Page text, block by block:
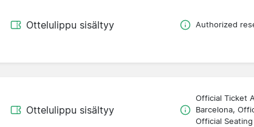
Ottelulippu sisältyy Authorized
Ottelulippu sisältyy
Official Ticket
Barcelona,
Official